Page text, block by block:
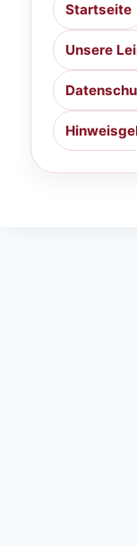
Startseite
Unsere